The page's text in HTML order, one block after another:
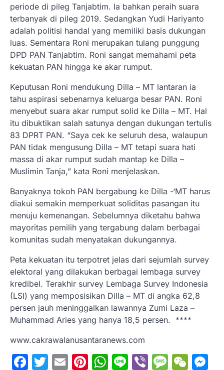
periode di pileg Tanjabtim. Ia bahkan peraih suara
terbanyak di pileg 2019. Sedangkan Yudi Hariyanto
adalah politisi handal yang memiliki basis dukungan
luas. Sementara Roni merupakan tulang punggung
DPD PAN Tanjabtim. Roni sangat memahami peta
kekuatan PAN hingga ke akar rumput.
Keputusan Roni mendukung Dilla – MT lantaran ia
tahu aspirasi sebenarnya keluarga besar PAN. Roni
menyebut suara akar rumput solid ke Dilla – MT. Hal
itu dibuktikan salah satunya dengan dukungan tertulis
83 DPRT PAN. “Saya cek ke seluruh desa, walaupun
PAN tidak mengusung Dilla – MT tetapi suara hati
massa di akar rumput sudah mantap ke Dilla –
Muslimin Tanja,” kata Roni menjelaskan.
Banyaknya tokoh PAN bergabung ke Dilla -‘MT harus
diakui semakin memperkuat soliditas pasangan itu
menuju kemenangan. Sebelumnya diketahu bahwa
mayoritas pemilih yang tergabung dalam berbagai
komunitas sudah menyatakan dukungannya.
Peta kekuatan itu terpotret jelas dari sejumlah survey
elektoral yang dilakukan berbagai lembaga survey
kredibel. Terakhir survey Lembaga Survey Indonesia
(LSI) yang memposisikan Dilla – MT di angka 62,8
persen jauh meninggalkan lawannya Zumi Laza –
Muhammad Aries yang hanya 18,5 persen. ****
www.cakrawalanusantaranews.com
Facebook
Twitter
EmailPinterest
WhatsApp
LineViber